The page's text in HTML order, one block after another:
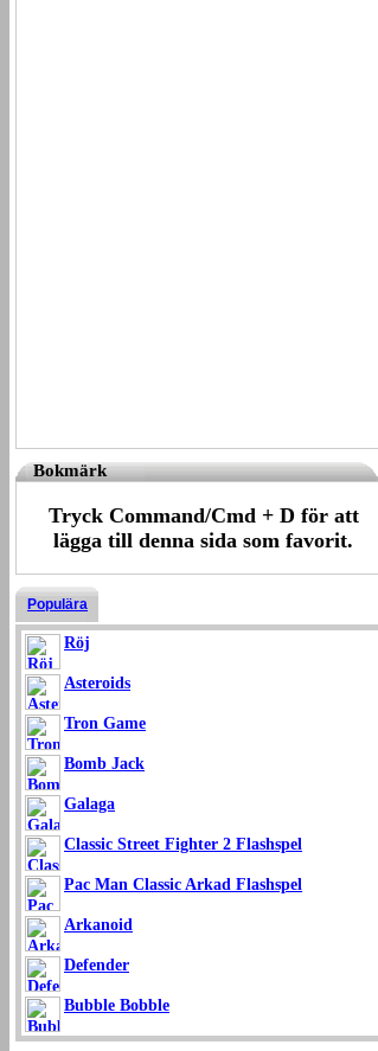
Bokmärk
Tryck Command/Cmd + D för att
lägga till denna sida som favorit.
Populära
Röj
Asteroids
Tron Game
Bomb Jack
Galaga
Classic Street Fighter 2 Flashspel
Pac Man Classic Arkad Flashspel
Arkanoid
Defender
Bubble Bobble